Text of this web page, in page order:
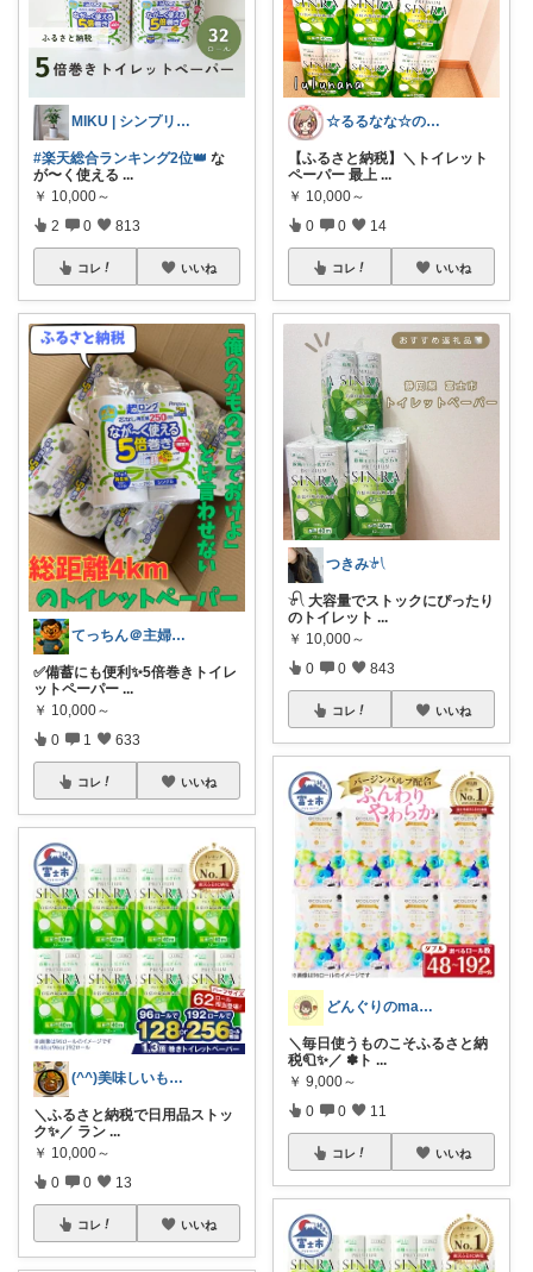
MIKU | シンプリスト主婦
#楽天総合ランキング2位👑 な
が〜く使える ...
￥ 10,000～
2 0 813
コレ いいね
てっちん＠主婦ラクグッズ中心✨
✅備蓄にも便利✨5倍巻きトイレ
ットペーパー ...
￥ 10,000～
0 1 633
コレ いいね
(^^)美味しいもの好き😁
＼ふるさと納税で日用品ストッ
ク✨／ ラン ...
￥ 10,000～
0 0 13
コレ いいね
☆るるなな☆のROOM
【ふるさと納税】＼トイレット
ペーパー 最上 ...
￥ 10,000～
0 0 14
コレ いいね
つきみ𓍯
𓍯 大容量でストックにぴったり
のトイレット ...
￥ 10,000～
0 0 843
コレ いいね
どんぐりのmama☆子育てグッズ
＼毎日使うものこそふるさと納
税🧻✨／ ✽ト ...
￥ 9,000～
0 0 11
コレ いいね